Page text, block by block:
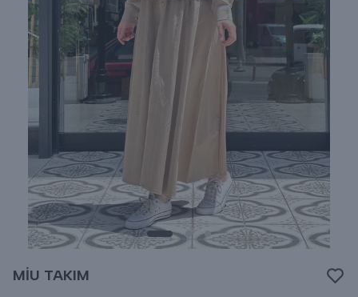
MİU TAKIM